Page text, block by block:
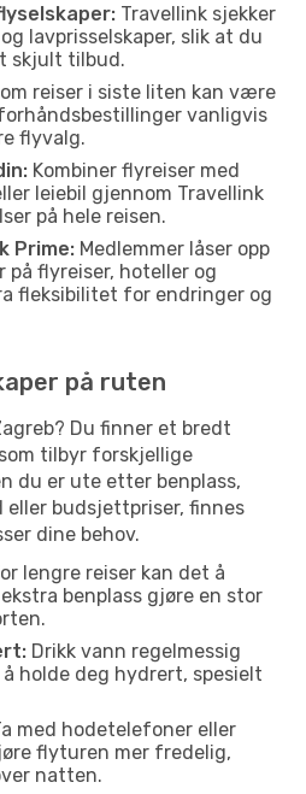
Travellink sjekker
lavprisselskaper, slik at du
skjult tilbud.
reiser i siste liten kan være
vanligvis
flyvalg.
Kombiner flyreiser med
leiebil gjennom Travellink
på hele reisen.
Prime: Medlemmer låser opp
på flyreiser, hoteller og
fleksibilitet for endringer og
på ruten
Du finner et bredt
tilbyr forskjellige
du er ute etter benplass,
eller budsjettpriser, finnes
dine behov.
lengre reiser kan det å
benplass gjøre en stor
Drikk vann regelmessig
holde deg hydrert, spesielt
med hodetelefoner eller
flyturen mer fredelig,
natten.